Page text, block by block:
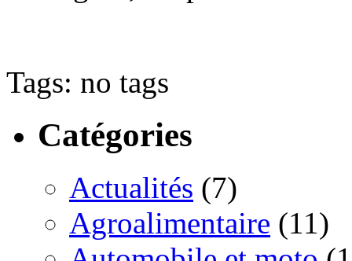
Tags: no tags
Catégories
Actualités (7)
Agroalimentaire (11)